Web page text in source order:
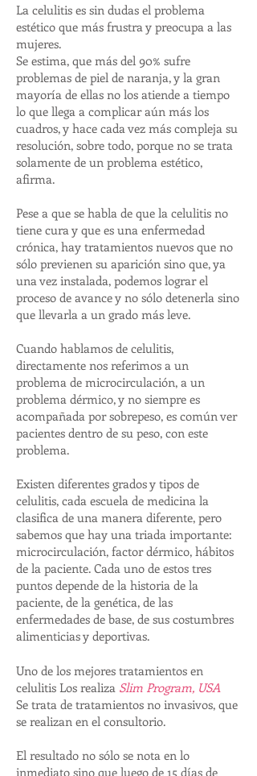
La celulitis es sin dudas el problema
estético que más frustra y preocupa a las
mujeres.
Se estima, que más del 90% sufre
problemas de piel de naranja, y la gran
mayoría de ellas no los atiende a tiempo
lo que llega a complicar aún más los
cuadros, y hace cada vez más compleja su
resolución, sobre todo, porque no se trata
solamente de un problema estético,
afirma.
Pese a que se habla de que la celulitis no
tiene cura y que es una enfermedad
crónica, hay tratamientos nuevos que no
sólo previenen su aparición sino que, ya
una vez instalada, podemos lograr el
proceso de avance y no sólo detenerla sino
que llevarla a un grado más leve.
Cuando hablamos de celulitis,
directamente nos referimos a un
problema de microcirculación, a un
problema dérmico, y no siempre es
acompañada por sobrepeso, es común ver
pacientes dentro de su peso, con este
problema.
Existen diferentes grados y tipos de
celulitis, cada escuela de medicina la
clasifica de una manera diferente, pero
sabemos que hay una triada importante:
microcirculación, factor dérmico, hábitos
de la paciente. Cada uno de estos tres
puntos depende de la historia de la
paciente, de la genética, de las
enfermedades de base, de sus costumbres
alimenticias y deportivas.
Uno de los mejores tratamientos en
celulitis Los realiza Slim Program, USA
Se trata de tratamientos no invasivos, que
se realizan en el consultorio.
El resultado no sólo se nota en lo
inmediato sino que luego de 15 días de